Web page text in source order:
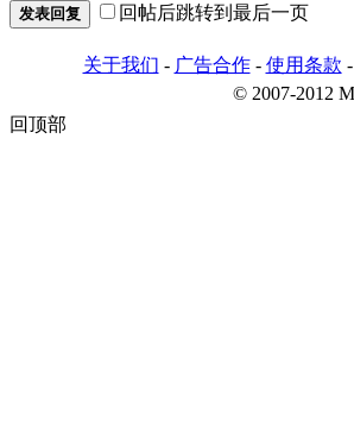
发表回复 回帖后跳转到最后一页
关于我们 - 广告合作- 使用条款 -
© 2007-2012
回顶部